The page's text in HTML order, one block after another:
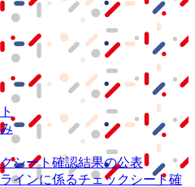
シート確認結果の公表
インに係るチェックシート確